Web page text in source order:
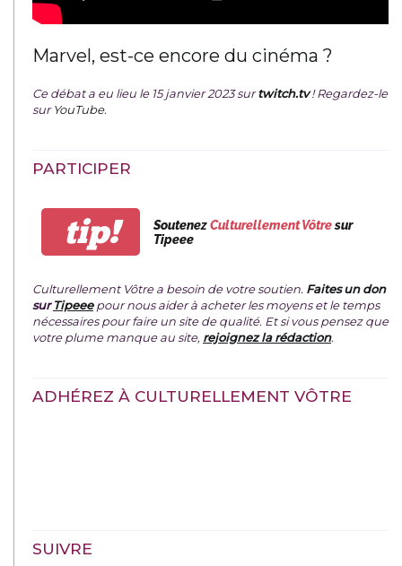
Marvel, est-ce encore du cinéma ?
Ce débat a eu lieu le 15 janvier 2023 surtwitch.tv ! Regardez-le
surYouTube.
PARTICIPER
tip! SoutenezCulturellement Vôtresur
Tipeee
Culturellement Vôtre a besoin de votre soutien. Faites un don
surTipeeepour nous aider à acheter les moyens et le temps
nécessaires pour faire un site de qualité. Et si vous pensez que
votre plume manque au site, rejoignez la rédaction.
ADHÉREZ À CULTURELLEMENT VÔTRE
SUIVRE